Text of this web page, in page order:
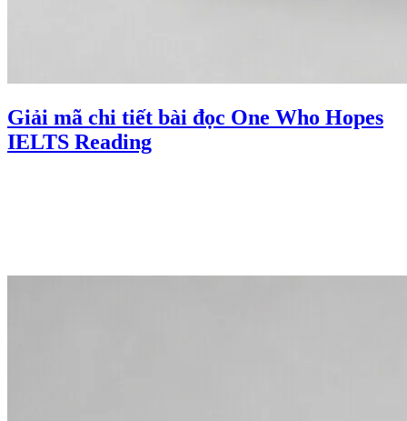
Giải mã chi tiết bài đọc One Who Hopes
IELTS Reading